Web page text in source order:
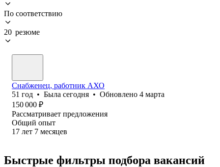
По соответствию
20 резюме
Снабженец, работник АХО
51 год • Была сегодня • Обновлено 4 марта
150 000 ₽
Рассматривает предложения
Общий опыт
17 лет 7 месяцев
Быстрые фильтры подбора вакансий